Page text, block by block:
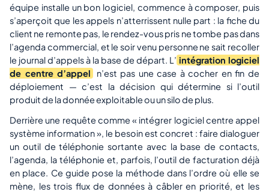
équipe installe un bon logiciel, commence à composer, puis
s’aperçoit que les appels n’atterrissent nulle part : la fiche du
client ne remonte pas, le rendez-vous pris ne tombe pas dans
l’agenda commercial, et le soir venu personne ne sait recoller
le journal d’appels à la base de départ. L’ intégration logiciel
de centre d’appel
n’est pas une case à cocher en fin de
déploiement — c’est la décision qui détermine si l’outil
produit de la donnée exploitable ou un silo de plus.
Derrière une requête comme « intégrer logiciel centre appel
système information », le besoin est concret : faire dialoguer
un outil de téléphonie sortante avec la base de contacts,
l’agenda, la téléphonie et, parfois, l’outil de facturation déjà
en place. Ce guide pose la méthode dans l’ordre où elle se
mène, les trois flux de données à câbler en priorité, et les